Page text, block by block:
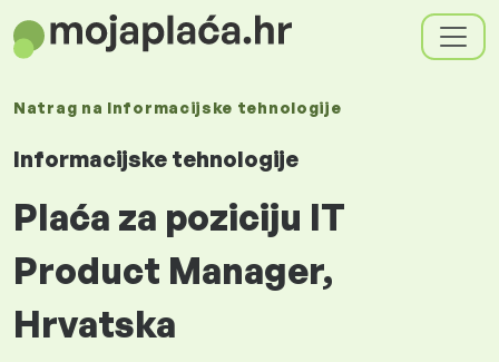
Natrag na Informacijske tehnologije
Informacijske tehnologije
Plaća za poziciju IT
Product Manager,
Hrvatska